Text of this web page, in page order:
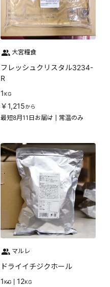
大宮糧食
フレッシュクリスタル3234-
R
1KG
￥1,215から
最短8月11日お届け 常温のみ
マルレ
ドライイチジクホール
1KG 12KG